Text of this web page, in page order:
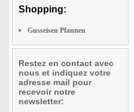
Shopping:
Gusseisen Pfannen
Restez en contact avec
nous et indiquez votre
adresse mail pour
recevoir notre
newsletter: